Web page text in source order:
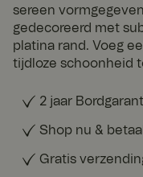
sereen
gedecoreerd met
platina rand. Voeg
tijdloze schoonheid
2 jaar
Shop nu &
Gratis